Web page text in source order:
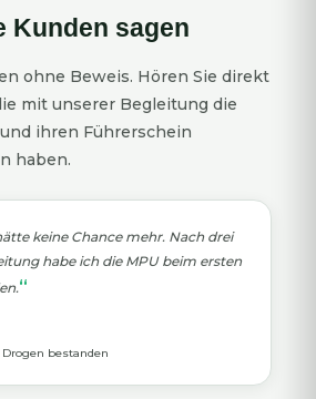
Kunden sagen
ohne Beweis. Hören Sie direkt
mit unserer Begleitung die
ihren Führerschein
haben.
keine Chance mehr. Nach drei
habe ich die MPU beim ersten
bestanden